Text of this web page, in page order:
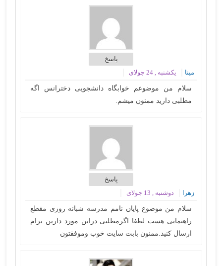
پاسخ
مینا
یکشنبه , 24 جولای
سلام من موضوعم خوابگاه دانشجویی دخترانس اگه
مطلبی دارید ممنون میشم.
پاسخ
زهرا
دوشنبه , 13 جولای
سلام من موضوع پایان نامم مدرسه شبانه روزی مقطع
راهنمایی هست لطفا اگرمطلبی دراین مورد دارین برام
ارسال کنید.ممنون بابت سایت خوب وموفقتون